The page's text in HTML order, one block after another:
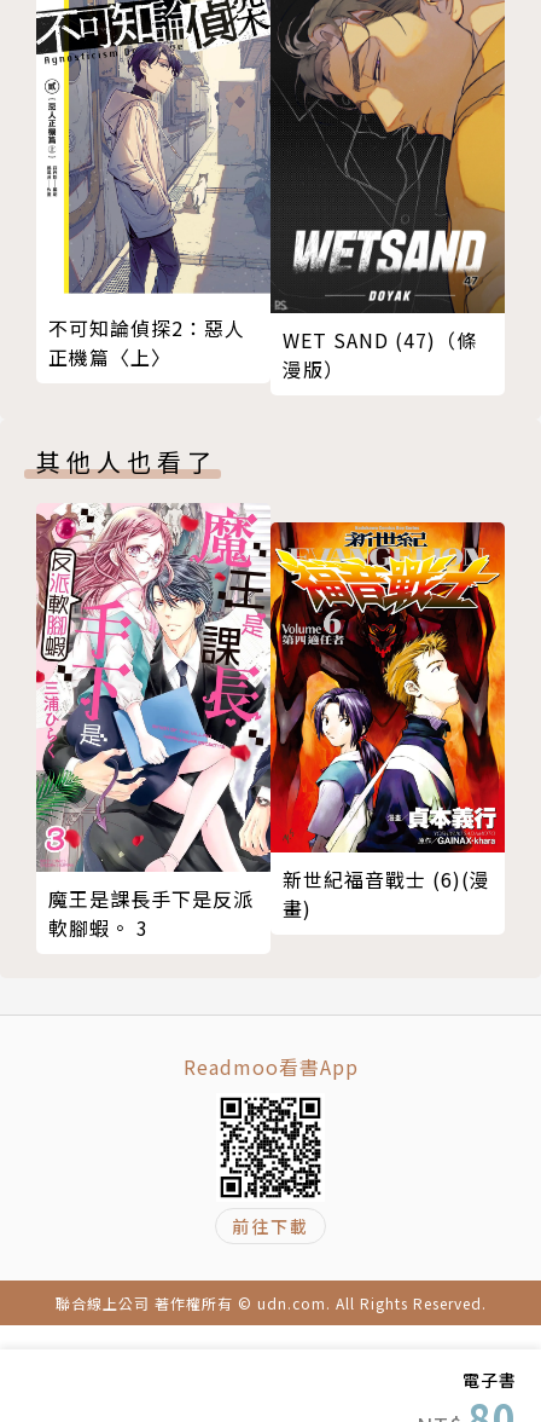
電子書
不可知論偵探2：惡人
正機篇〈上〉
WET SAND (47)（條
漫版）
其他人也看了
魔王是課長手下是反派
軟腳蝦。 3
新世紀福音戰士 (6)(漫
畫)
Readmoo看書App
前往下載
聯合線上公司 著作權所有 © udn.com. All Rights Reserved.